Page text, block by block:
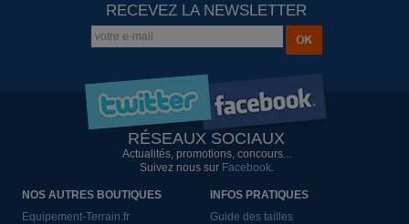
RECEVEZ LA NEWSLETTER
RÉSEAUX SOCIAUX
Actualités, promotions, concours...
Suivez nous sur Facebook.
NOS AUTRES BOUTIQUES
Equipement-Terrain.fr
INFOS PRATIQUES
Guide des tailles